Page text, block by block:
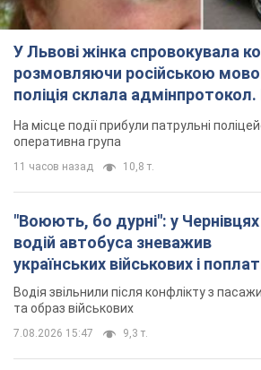
У Львові жінка спровокувала
розмовляючи російською
поліція склала адмінпротокол.
На місце події прибули патрульні
оперативна група
11 часов назад 10,8 т.
"Воюють, бо дурні": у Чернівцях
водій автобуса зневажив
українських військових і
Відео
Водія звільнили після конфлікту з
та образ військових
7.08.2026 15:47 9,3 т.